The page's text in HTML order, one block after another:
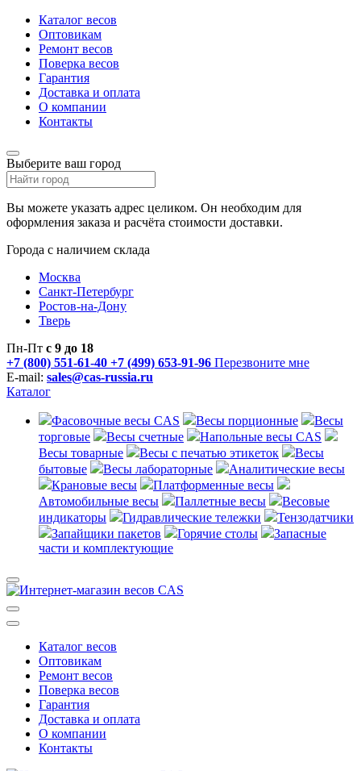
Каталог весов
Оптовикам
Ремонт весов
Поверка весов
Гарантия
Доставка и оплата
О компании
Контакты
Выберите ваш город
Вы можете указать адрес целиком. Он необходим для
оформления заказа и расчёта стоимости доставки.
Города с наличием склада
Москва
Санкт-Петербург
Ростов-на-Дону
Тверь
Пн-Пт с 9 до 18
+7 (800) 551-61-40 +7 (499) 653-91-96 Перезвоните мне
E-mail: sales@cas-russia.ru
Каталог
Фасовочные весы CAS Весы порционные
Весы
торговые
Весы счетные
Напольные весы CAS
Весы товарные
Весы с печатью этикеток
Весы
бытовые
Весы лабораторные
Аналитические весы
Крановые весы
Платформенные весы
Автомобильные весы
Паллетные весы
Весовые
индикаторы
Гидравлические тележки
Тензодатчики
Запайщики пакетов
Горячие столы
Запасные
части и комплектующие
Каталог весов
Оптовикам
Ремонт весов
Поверка весов
Гарантия
Доставка и оплата
О компании
Контакты